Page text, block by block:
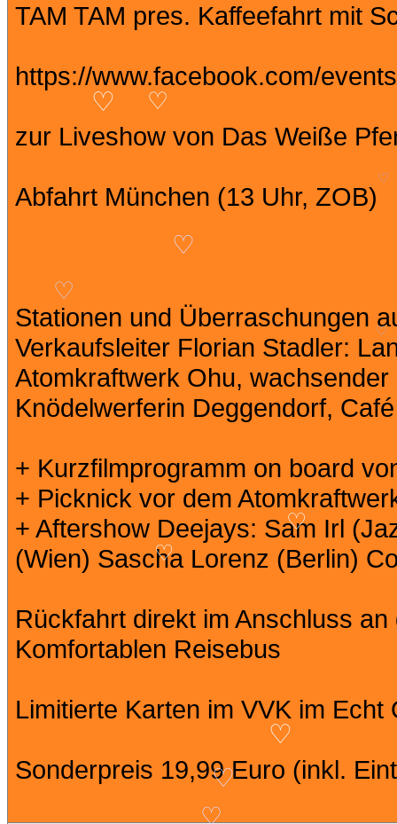
♡
♡
♡
♡
♡
♡
TAM TAM pres. Kaffeefahrt mit
https://www.facebook.com/
zur Liveshow von Das Weiße
Abfahrt München (13 Uhr, ZOB)
Stationen und Überraschungen
Verkaufsleiter Florian Stadler:
Atomkraftwerk Ohu,
Knödelwerferin Deggendorf,
+ Kurzfilmprogramm on board
+ Picknick vor dem
+ Aftershow Deejays: Sam Irl
(Wien) Sascha Lorenz (Berlin)
Rückfahrt direkt im Anschluss
Komfortablen Reisebus
Limitierte Karten im VVK im
Sonderpreis 19,99 Euro (inkl.